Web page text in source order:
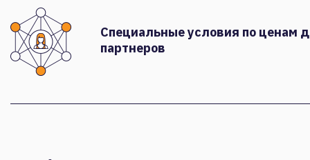
Специальные условия по ценам
партнеров